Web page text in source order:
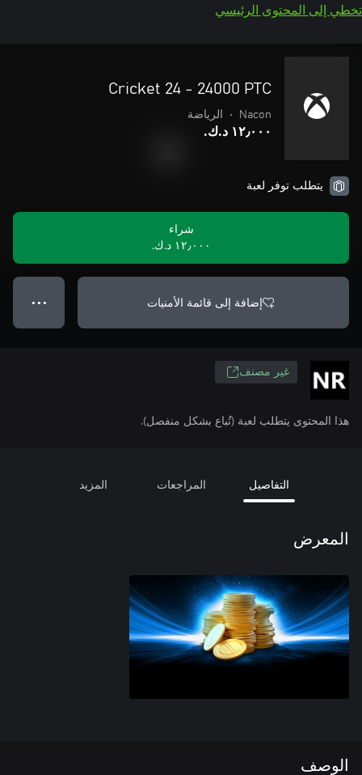
تخطي إلى المحتوى الرئيسي
Cricket 24 - 24000 PTC
Nacon
• الرياضة
١٢٫٠٠٠ د.ك.‏
يتطلب توفر لعبة
شراء
١٢٫٠٠٠ د.ك.‏
إضافة إلى قائمة الأمنيات ● ● ●
غير مصنف
هذا المحتوى يتطلب لعبة (تُباع بشكل منفصل).
التفاصيل المراجعات المزيد
المعرض
الوصف